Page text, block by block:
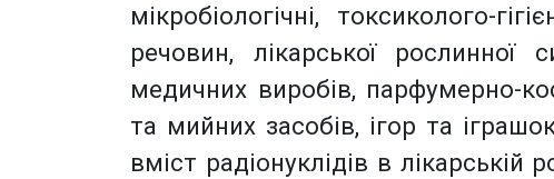
мікробіологічні, токсиколого-
речовин, лікарської рослинної
медичних виробів, парфумерно-
та мийних засобів, ігор та
вміст радіонуклідів в лікарській